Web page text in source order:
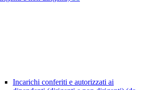
Incarichi conferiti e autorizzati ai